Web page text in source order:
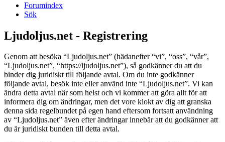
Forumindex
Sök
Ljudoljus.net - Registrering
Genom att besöka “Ljudoljus.net” (hädanefter “vi”, “oss”, “vår”,
“Ljudoljus.net”, “https://ljudoljus.net”), så godkänner du att du
binder dig juridiskt till följande avtal. Om du inte godkänner
följande avtal, besök inte eller använd inte “Ljudoljus.net”. Vi kan
ändra detta avtal när som helst och vi kommer att göra allt för att
informera dig om ändringar, men det vore klokt av dig att granska
denna sida regelbundet på egen hand eftersom fortsatt användning
av “Ljudoljus.net” även efter ändringar innebär att du godkänner att
du är juridiskt bunden till detta avtal.